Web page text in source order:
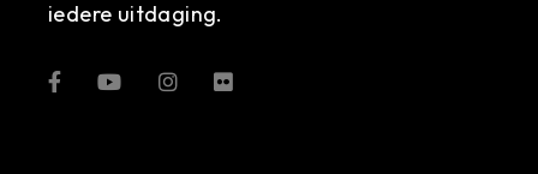
iedere uitdaging.